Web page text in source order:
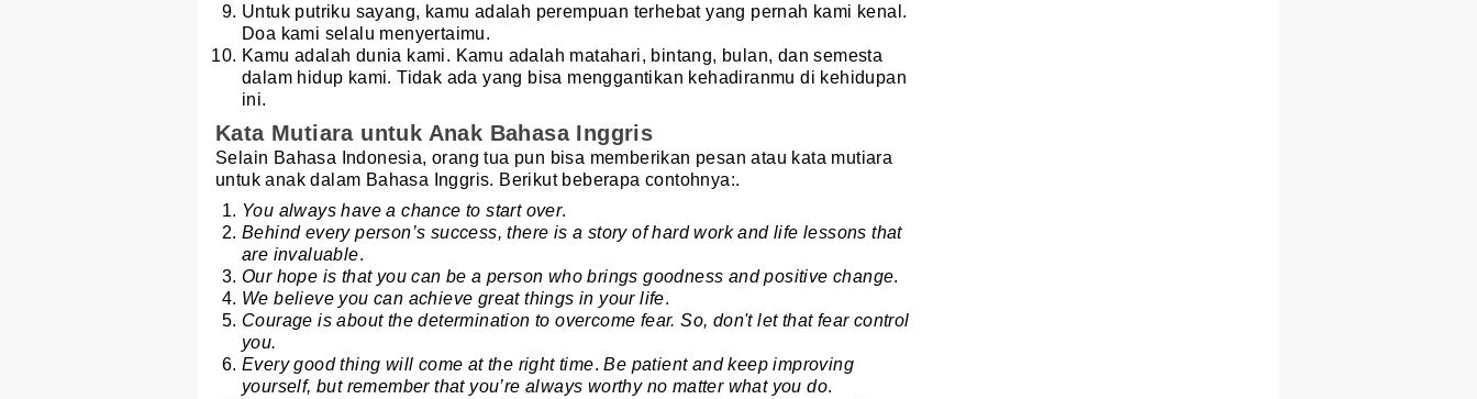
Untuk putriku sayang, kamu adalah perempuan terhebat yang pernah kami kenal.
Doa kami selalu menyertaimu.
Kamu adalah dunia kami. Kamu adalah matahari, bintang, bulan, dan semesta
dalam hidup kami. Tidak ada yang bisa menggantikan kehadiranmu di kehidupan
ini.
Kata Mutiara untuk Anak Bahasa Inggris
Selain Bahasa Indonesia, orang tua pun bisa memberikan pesan atau kata mutiara
untuk anak dalam Bahasa Inggris. Berikut beberapa contohnya:.
You always have a chance to start over.
Behind every person’s success, there is a story of hard work and life lessons that
are invaluable.
Our hope is that you can be a person who brings goodness and positive change.
We believe you can achieve great things in your life.
Courage is about the determination to overcome fear. So, don't let that fear control
you.
Every good thing will come at the right time.Be patient and keep improving
yourself, but remember that you’re always worthy no matter what you do.